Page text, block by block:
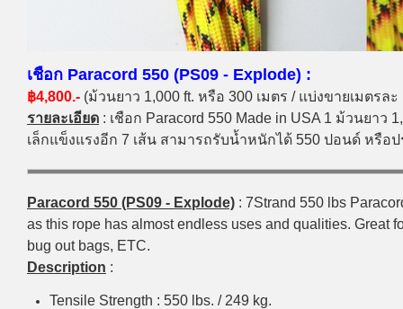
เชือก Paracord 550 (PS09 - Explode) :
฿4,800.- (ม้วนยาว 1,000 ft. หรือ 300 เมตร / แบ่งขายเมตรล
รายละเอียด : เชือก Paracord 550 Made in USA 1 ม้วนยาว
เล็กแข็งแรงอีก 7 เส้น สามารถรับน้ำหนักได้ 550 ปอนด์ หรือ
Paracord 550 (PS09 - Explode) : 7Strand 550 lbs
as this rope has almost endless uses and qualities. Great
bug out bags, ETC.
Description :
Tensile Strength : 550 lbs. / 249 kg.